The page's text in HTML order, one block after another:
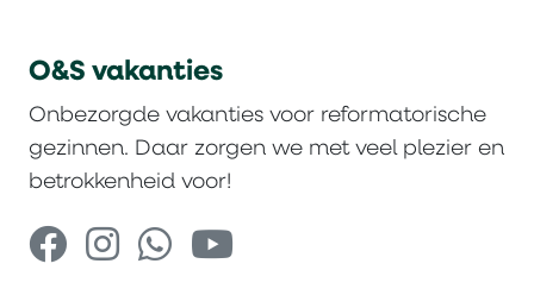
O&S vakanties
Onbezorgde vakanties voor reformatorische
gezinnen. Daar zorgen we met veel plezier en
betrokkenheid voor!